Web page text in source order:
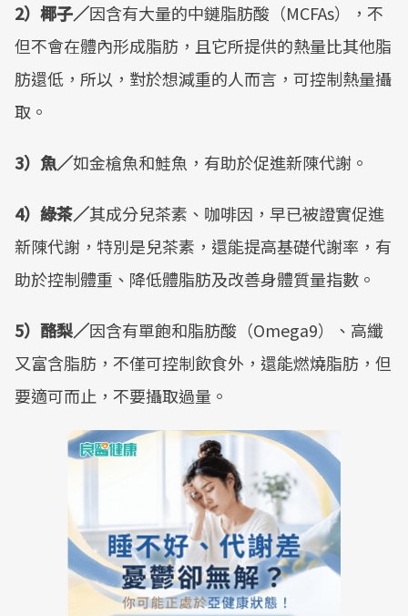
Mute
2）椰子／因含有大量的中鏈脂肪酸（MCFAs），不
但不會在體內形成脂肪，且它所提供的熱量比其他脂
肪還低，所以，對於想減重的人而言，可控制熱量攝
取。
3）魚／如金槍魚和鮭魚，有助於促進新陳代謝。
4）綠茶／其成分兒茶素、咖啡因，早已被證實促進
新陳代謝，特別是兒茶素，還能提高基礎代謝率，有
助於控制體重、降低體脂肪及改善身體質量指數。
5）酪梨／因含有單飽和脂肪酸（Omega9）、高纖
又富含脂肪，不僅可控制飲食外，還能燃燒脂肪，但
要適可而止，不要攝取過量。